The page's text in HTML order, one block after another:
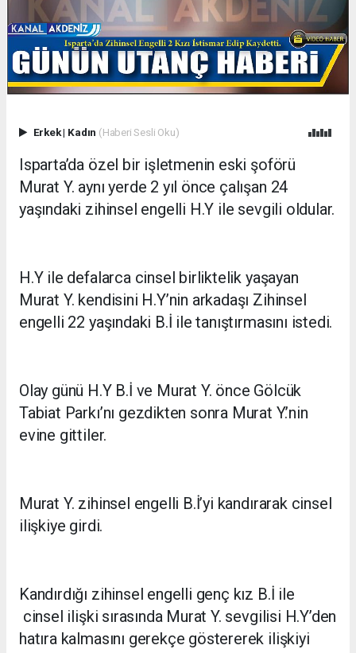
Erkek| Kadın (Haberi Sesli Oku)
Isparta’da özel bir işletmenin eski şoförü
Murat Y. aynı yerde 2 yıl önce çalışan 24
yaşındaki zihinsel engelli H.Y ile sevgili oldular.
H.Y ile defalarca cinsel birliktelik yaşayan
Murat Y. kendisini H.Y’nin arkadaşı Zihinsel
engelli 22 yaşındaki B.İ ile tanıştırmasını istedi.
Olay günü H.Y B.İ ve Murat Y. önce Gölcük
Tabiat Parkı’nı gezdikten sonra Murat Y.’nin
evine gittiler.
Murat Y. zihinsel engelli B.İ’yi kandırarak cinsel
ilişkiye girdi.
Kandırdığı zihinsel engelli genç kız B.İ ile
cinsel ilişki sırasında Murat Y. sevgilisi H.Y’den
hatıra kalmasını gerekçe göstererek ilişkiyi